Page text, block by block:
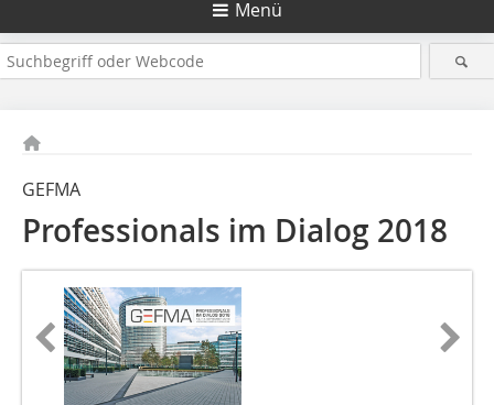
Menü
GEFMA
Professionals im Dialog 2018